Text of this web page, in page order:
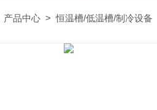
产品中心 >恒温槽/低温槽/制冷设备